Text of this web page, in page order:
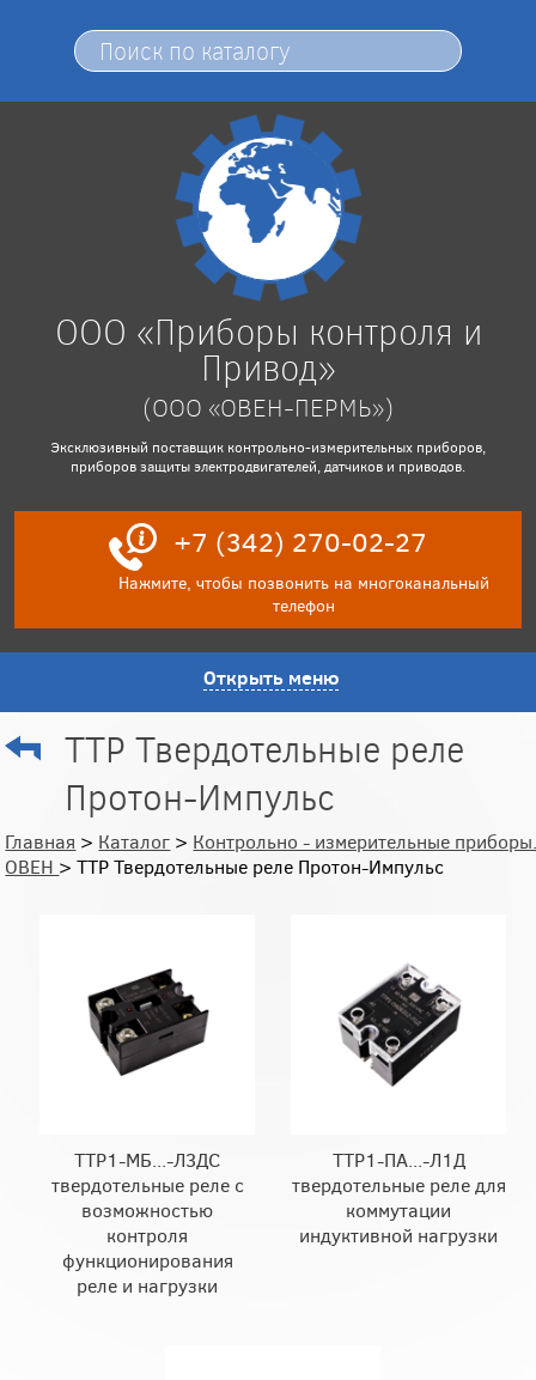
ООО «Приборы контроля и
Привод»
(ООО «ОВЕН-ПЕРМЬ»)
Эксклюзивный поставщик контрольно-измерительных приборов,
приборов защиты электродвигателей, датчиков и приводов.
+7 (342) 270-02-27
Нажмите, чтобы позвонить на многоканальный
телефон
Открыть меню
ТТР Твердотельные реле
Протон-Импульс
Главная > Каталог > Контрольно - измерительные
ОВЕН > ТТР Твердотельные реле Протон-Импульс
ТТР1-МБ...-Л3ДС
твердотельные реле с
возможностью
контроля
функционирования
реле и нагрузки
ТТР1-ПА...-Л1Д
твердотельные реле для
коммутации
индуктивной нагрузки